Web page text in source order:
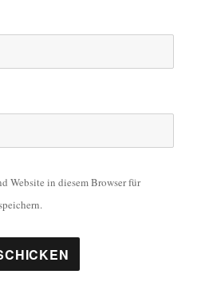
Website in diesem Browser für